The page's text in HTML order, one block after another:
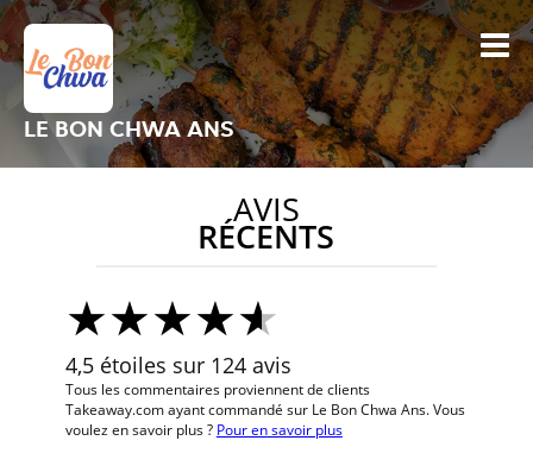
LE BON CHWA ANS
AVIS
RÉCENTS
4,5 étoiles sur 124 avis
Tous les commentaires proviennent de clients
Takeaway.com ayant commandé sur Le Bon Chwa Ans. Vous
voulez en savoir plus ? Pour en savoir plus